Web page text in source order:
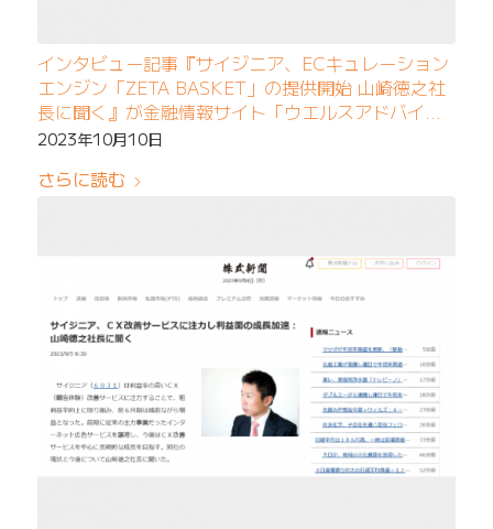
インタビュー記事『サイジニア、ECキュレーション
エンジン「ZETA BASKET」の提供開始 山崎徳之社
長に聞く』が金融情報サイト「ウエルスアドバイザ
ー」のWEB特集に掲載
2023年10月10日
さらに読む